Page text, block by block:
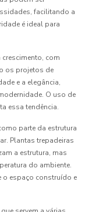
facilitando a
é ideal para
com
os projetos de
e a elegância,
O uso de
essa tendência.
parte da estrutura
Plantas trepadeiras
a estrutura, mas
do ambiente.
o espaço construído e